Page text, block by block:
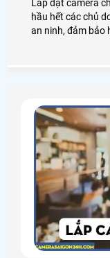
Lắp đặt camera
hầu hết các chủ
an ninh, đảm bảo